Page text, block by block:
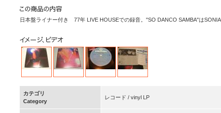
日本盤ライナー付き 77年 LIVE HOUSEでの録音。"SO DANCO SAMBA"は
カテゴリ
Category
レコード / vinyl LP